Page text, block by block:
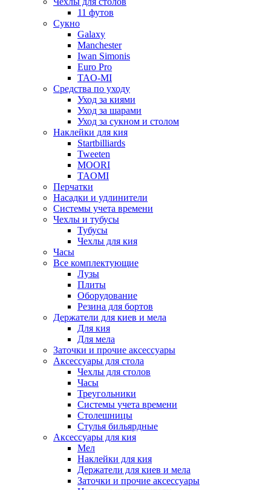
11 футов
Сукно
Galaxy
Manchester
Iwan Simonis
Euro Pro
TAO-MI
Средства по уходу
Уход за киями
Уход за шарами
Уход за сукном и столом
Наклейки для кия
Startbilliards
Tweeten
MOORI
TAOMI
Перчатки
Насадки и удлинители
Системы учета времени
Чехлы и тубусы
Тубусы
Чехлы для кия
Часы
Все комплектующие
Лузы
Плиты
Оборудование
Резина для бортов
Держатели для киев и мела
Для кия
Для мела
Заточки и прочие аксессуары
Аксессуары для стола
Чехлы для столов
Часы
Треугольники
Системы учета времени
Столешницы
Стулья бильярдные
Аксессуары для кия
Мел
Наклейки для кия
Держатели для киев и мела
Заточки и прочие аксессуары